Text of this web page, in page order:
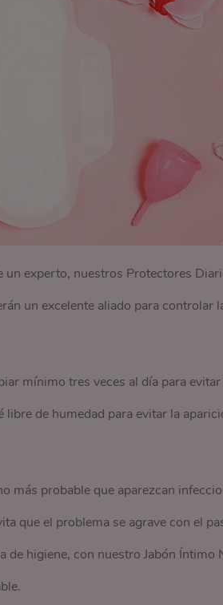
experto, nuestros Protectores
un excelente aliado para controlar
mínimo tres veces al día para
de humedad para evitar la
más probable que aparezcan
que el problema se agrave con el
higiene, con nuestro Jabón Íntimo